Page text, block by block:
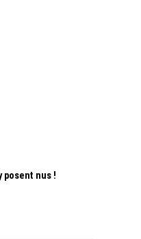
posent nus !